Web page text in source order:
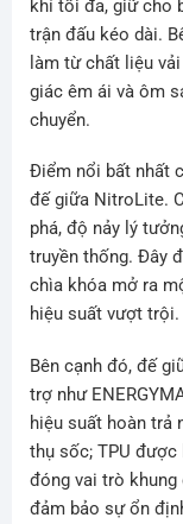
khí tối đa, giữ cho
trận đấu kéo dài.
làm từ chất liệu
giác êm ái và ôm
chuyển.
Điểm nổi bất nhất
đế giữa NitroLite.
phá, độ nảy lý
truyền thống. Đây
chìa khóa mở ra
hiệu suất vượt trội.
Bên cạnh đó, đế
trợ như
hiệu suất hoàn trả
thụ sốc; TPU
đóng vai trò khung
đảm bảo sự ổn